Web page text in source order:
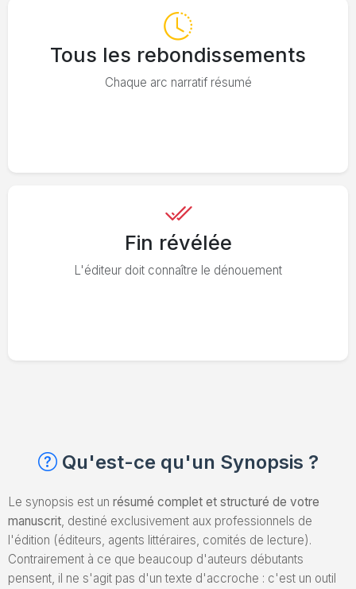
Tous les rebondissements
Chaque arc narratif résumé
Fin révélée
L'éditeur doit connaître le dénouement
Qu'est-ce qu'un Synopsis ?
Le synopsis est un résumé complet et structuré de votre
manuscrit, destiné exclusivement aux professionnels de
l'édition (éditeurs, agents littéraires, comités de lecture).
Contrairement à ce que beaucoup d'auteurs débutants
pensent, il ne s'agit pas d'un texte d'accroche : c'est un outil